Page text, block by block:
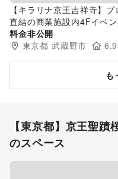
【キラリナ京王吉祥寺】
直結の商業施設内4Fイベ
広場）
料金非公開
東京都 武蔵野市
も
【東京都】京王聖
のスペース